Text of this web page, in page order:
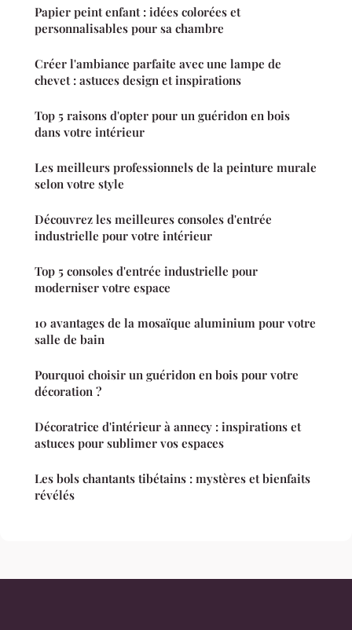
Papier peint enfant : idées colorées et
personnalisables pour sa chambre
Créer l'ambiance parfaite avec une lampe de
chevet : astuces design et inspirations
Top 5 raisons d'opter pour un guéridon en bois
dans votre intérieur
Les meilleurs professionnels de la peinture murale
selon votre style
Découvrez les meilleures consoles d'entrée
industrielle pour votre intérieur
Top 5 consoles d'entrée industrielle pour
moderniser votre espace
10 avantages de la mosaïque aluminium pour votre
salle de bain
Pourquoi choisir un guéridon en bois pour votre
décoration ?
Décoratrice d'intérieur à annecy : inspirations et
astuces pour sublimer vos espaces
Les bols chantants tibétains : mystères et bienfaits
révélés